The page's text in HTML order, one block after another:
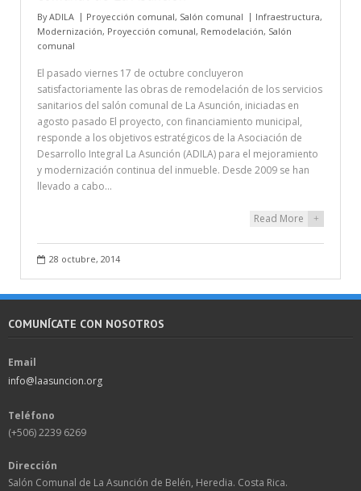
ByADILA Proyección comunal, Salón comunal Infraestructura,
Modernización, Proyección comunal, Remodelación, Salón
comunal
El pasado viernes 17 de octubre concluyeron
satisfactoriamente las obras de remodelación de los servicios
sanitarios del salón comunal de La Asunción, iniciadas en
agosto pasado El proyecto, con financiamiento municipal,
responde a los objetivos estratégicos de la Asociación de
Desarrollo Integral La Asunción (ADILA) para el mejoramiento
y modernización continua del inmueble. Desde 2009 se han
llevado a cabo…
Read More +
28 octubre, 2014
COMUNÍCATE CON NOSOTROS
Email
info@laasuncion.org
Teléfono
(+506) 2239 6269
Dirección
Salón Comunal de La Asunción de Belén, Heredia. Costa Rica.